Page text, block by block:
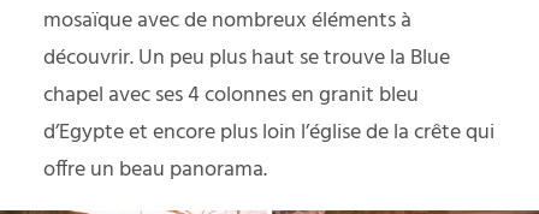
mosaïque avec de nombreux éléments à
découvrir. Un peu plus haut se trouve la Blue
chapel avec ses 4 colonnes en granit bleu
d’Egypte et encore plus loin l’église de la crête qui
offre un beau panorama.